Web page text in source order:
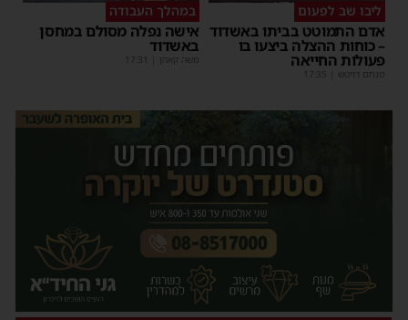
ליבו שב לפעום
אדם התמוטט בביתו באשדוד
– כוחות ההצלה ביצעו בו
פעולות החייאה
מנחם דויטש 17:35
במהלך העבודה
אישה נפלה מסולם במחסן
באשדוד
משה קאהן 17:31